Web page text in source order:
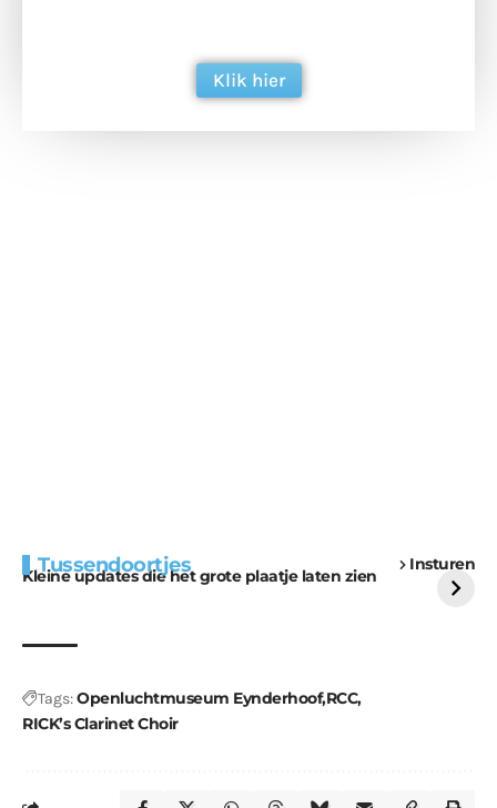
Klik hier
Tussendoortjes Insturen
Kleine updates die het grote plaatje laten zien
voor kabouters
uitdaging
Tags:Openluchtmuseum EynderhoofRCC
RICK’s Clarinet Choir